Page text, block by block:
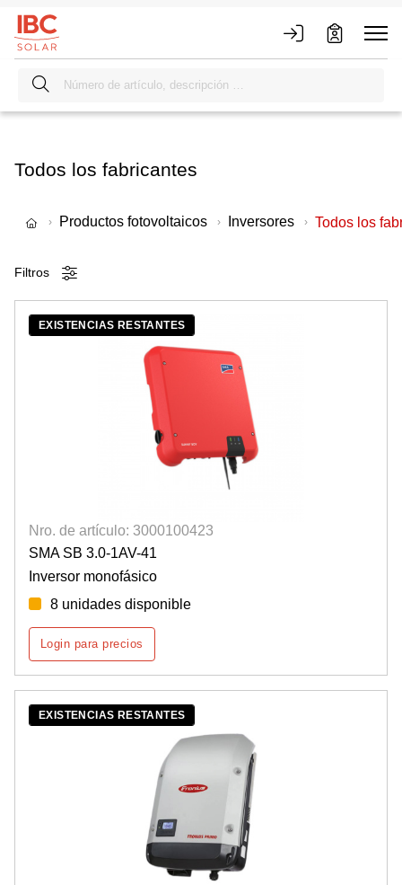
Todos los fabricantes
Productos fotovoltaicos Inversores Todos los
Filtros
EXISTENCIAS RESTANTES
Nro. de artículo: 3000100423
SMA SB 3.0-1AV-41
Inversor monofásico
8 unidades disponible
Login para precios
EXISTENCIAS RESTANTES